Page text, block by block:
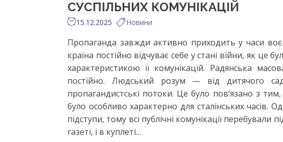
СУСПІЛЬНИХ КОМУНІКАЦІЙ
15.12.2025 Новини
Пропаганда завжди активно приходить у часи
країна постійно відчуває себе у стані війни, як це
характеристикою її комунікацій. Радянська
постійно. Людський розум — від дитячого
пропагандистські потоки. Це було пов’язано з
було особливо характерно для сталінських
підступи, тому всі публічні комунікації
газеті, і в куплеті…